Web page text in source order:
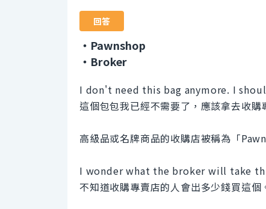
回答
・Pawnshop
・Broker
I don't need this bag anymore. I
這個包包我已經不需要了，應該拿去收購
高級品或名牌商品的收購店被稱為「
I wonder what the broker will take
不知道收購專賣店的人會出多少錢買這個